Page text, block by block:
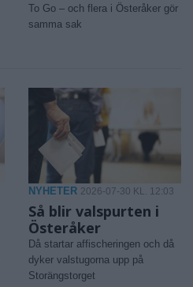
To Go – och flera i Österåker gör
samma sak
NYHETER 2026-07-30 KL. 12:03
Så blir valspurten i
Österåker
Då startar affischeringen och då
dyker valstugorna upp på
Storängstorget